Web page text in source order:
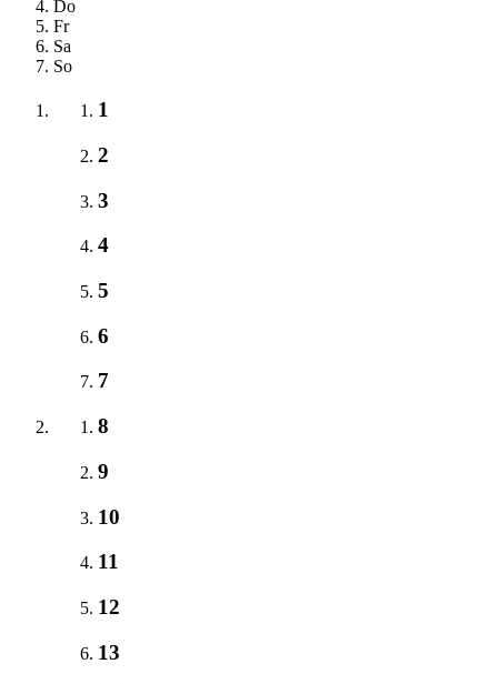
Do
Fr
Sa
So
1
2
3
4
5
6
7
8
9
10
11
12
13